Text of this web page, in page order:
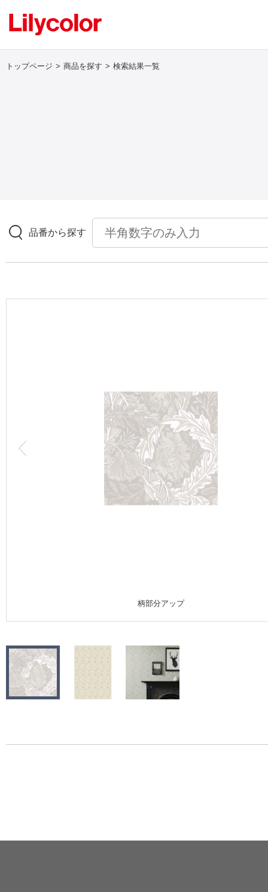
壁紙
カーテン
モデルハウス
新築戸建・マンション
#リリカラのある暮らし
大阪ショールーム
トップページ 商品を探す 検索結果一覧
品番から探す
柄部分アップ